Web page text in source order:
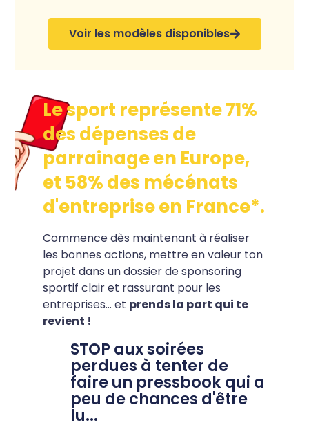
Voir les modèles disponibles
Le sport représente 71%
des dépenses de
parrainage en Europe,
et 58% des mécénats
d'entreprise en France*.
Commence dès maintenant à réaliser
les bonnes actions, mettre en valeur ton
projet dans un dossier de sponsoring
sportif clair et rassurant pour les
entreprises… et prends la part qui te
revient !
STOP aux soirées
perdues à tenter de
faire un pressbook qui a
peu de chances d'être
lu...